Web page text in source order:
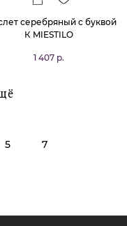
серебряный с буквой
К MIESTILO
1 407 р.
5 7